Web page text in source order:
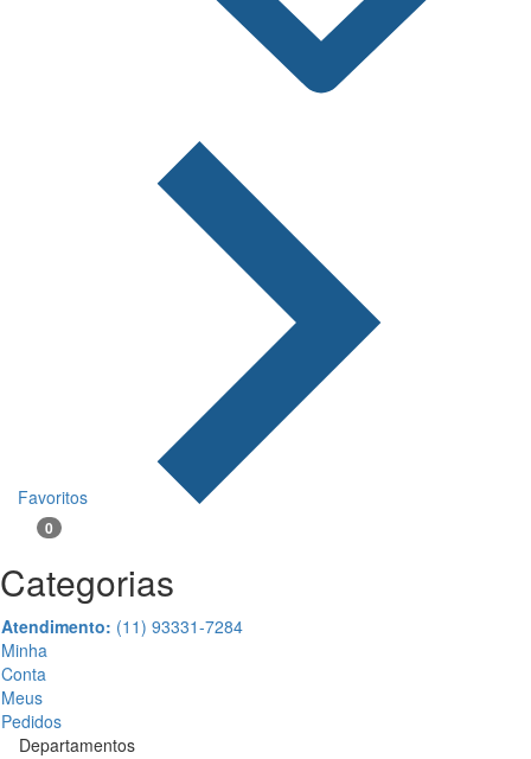
Favoritos
0
Categorias
Atendimento: (11) 93331-7284
Minha
Conta
Meus
Pedidos
Departamentos